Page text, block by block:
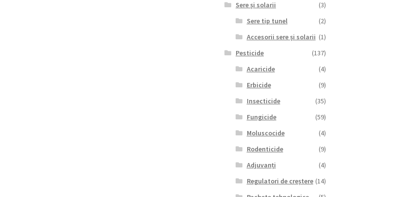
Sere și solarii
(3)
Sere tip tunel
(2)
Accesorii sere și solarii (1)
Pesticide
(137)
Acaricide
(4)
Erbicide
(9)
Insecticide
(35)
Fungicide
(59)
Moluscocide
(4)
Rodenticide
(9)
Adjuvanți
(4)
Regulatori de creștere (14)